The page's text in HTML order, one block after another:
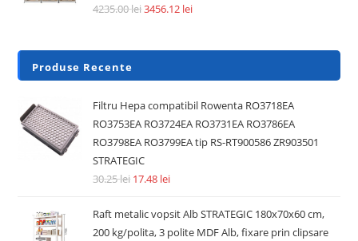
4235.00lei3456.12 lei
Produse Recente
Filtru Hepa compatibil Rowenta RO3718EA
RO3753EA RO3724EA RO3731EA RO3786EA
RO3798EA RO3799EA tip RS-RT900586 ZR903501
STRATEGIC
30.25lei 17.48 lei
Raft metalic vopsit Alb STRATEGIC 180x70x60 cm,
200 kg/polita, 3 polite MDF Alb, fixare prin clipsare